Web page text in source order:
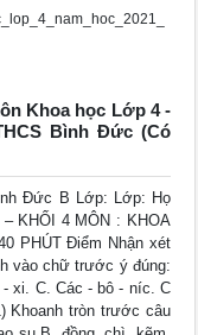
Khoa học Lớp 4 -
Bình Đức (Có
Đức B Lớp: Lớp: Họ
KHỐI 4 MÔN : KHOA
PHÚT Điểm Nhận xét
vào chữ trước ý đúng:
xi. C. Các - bô - níc. C
Khoanh tròn trước câu